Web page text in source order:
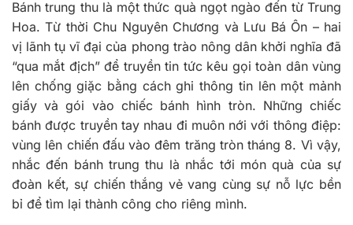
Bánh trung thu là một thức quà ngọt ngào đến từ Trung
Hoa. Từ thời Chu Nguyên Chương và Lưu Bá Ôn – hai
vị lãnh tụ vĩ đại của phong trào nông dân khởi nghĩa đã
“qua mắt địch” để truyền tin tức kêu gọi toàn dân vùng
lên chống giặc bằng cách ghi thông tin lên một mảnh
giấy và gói vào chiếc bánh hình tròn. Những chiếc
bánh được truyền tay nhau đi muôn nới với thông điệp:
vùng lên chiến đấu vào đêm trăng tròn tháng 8. Vì vậy,
nhắc đến bánh trung thu là nhắc tới món quà của sự
đoàn kết, sự chiến thắng vẻ vang cùng sự nỗ lực bền
bỉ để tìm lại thành công cho riêng mình.